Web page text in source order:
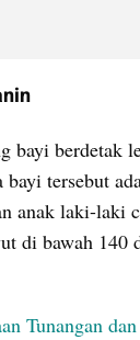
bayi berdetak
tersebut
anak laki-laki
di bawah 140
Tunangan